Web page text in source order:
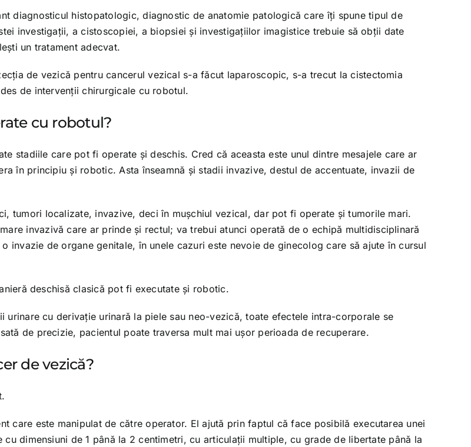
diagnosticul histopatologic, diagnostic de anatomie patologică care îţi spune tipul de
investigaţii, a cistoscopiei, a biopsiei şi investigaţiilor imagistice trebuie să obţii date
un tratament adecvat.
de vezică pentru cancerul vezical s-a făcut laparoscopic, s-a trecut la cistectomia
de intervenţii chirurgicale cu robotul.
cu robotul?
stadiile care pot fi operate şi deschis. Cred că aceasta este unul dintre mesajele care ar
în principiu şi robotic. Asta înseamnă şi stadii invazive, destul de accentuate, invazii de
tumori localizate, invazive, deci în muşchiul vezical, dar pot fi operate şi tumorile mari.
invazivă care ar prinde şi rectul; va trebui atunci operată de o echipă multidisciplinară
invazie de organe genitale, în unele cazuri este nevoie de ginecolog care să ajute în cursul
deschisă clasică pot fi executate şi robotic.
urinare cu derivaţie urinară la piele sau neo-vezică, toate efectele intra-corporale se
de precizie, pacientul poate traversa mult mai uşor perioada de recuperare.
de vezică?
care este manipulat de către operator. El ajută prin faptul că face posibilă executarea unei
dimensiuni de 1 până la 2 centimetri, cu articulaţii multiple, cu grade de libertate până la